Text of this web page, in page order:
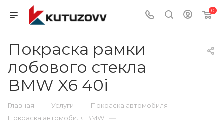
0
Покраска рамки
лобового стекла
BMW X6 40i
Главная — Услуги — Покраска автомобиля —
Покраска автомобиля BMW —